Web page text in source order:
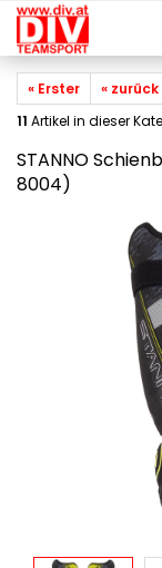
« Erster « zurück
11 Artikel in dieser
STANNO
8004)